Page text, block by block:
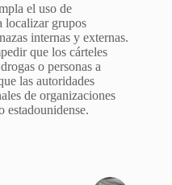
el uso de
localizar grupos
internas y externas.
que los cárteles
o personas a
las autoridades
de organizaciones
estadounidense.